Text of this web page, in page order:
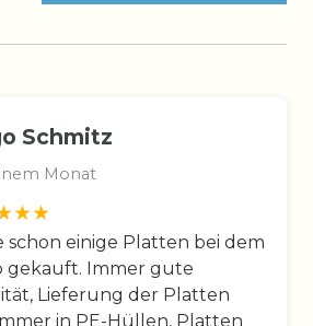
Schmitz
Monat
schon einige Platten bei dem
gekauft. Immer gute
Lieferung der Platten
in PE-Hüllen, Platten